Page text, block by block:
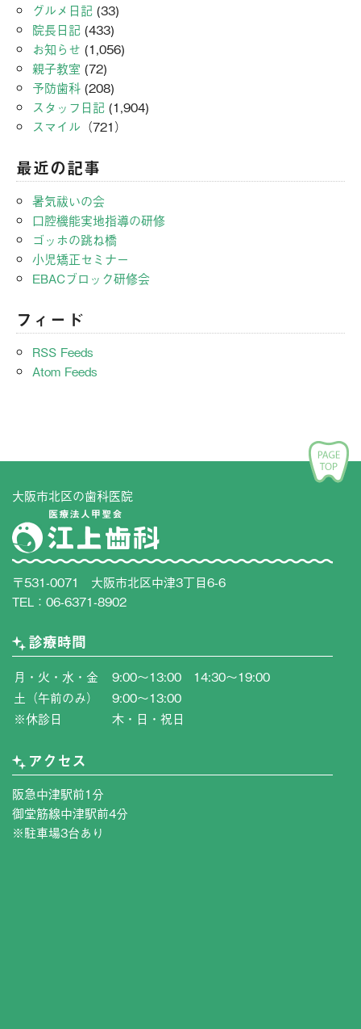
グルメ日記 (33)
院長日記 (433)
お知らせ (1,056)
親子教室 (72)
予防歯科 (208)
スタッフ日記 (1,904)
スマイル （721）
最近の記事
暑気祓いの会
口腔機能実地指導の研修
ゴッホの跳ね橋
小児矯正セミナー
EBACブロック研修会
フィード
RSS Feeds
Atom Feeds
大阪市北区の歯科医院
〒531-0071 大阪市北区中津3丁目6-6
TEL： 06-6371-8902
診療時間
月・火・水・金
9:00〜13:00 14:30〜19:00
土（午前のみ）
9:00〜13:00
※休診日
木・日・祝日
アクセス
阪急中津駅前1分
御堂筋線中津駅前4分
※駐車場3台あり